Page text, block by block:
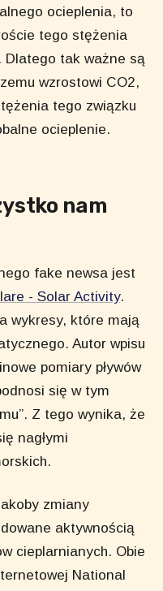
ocieplenia, to
tego stężenia
Dlatego tak ważne są
wzrostowi CO2,
tego związku
ocieplenie.
nam
fake newsa jest
- Solar Activity.
wykresy, które mają
Autor wpisu
pomiary pływów
się w tym
Z tego wynika, że
nagłymi
zmiany
aktywnością
cieplarnianych. Obie
National